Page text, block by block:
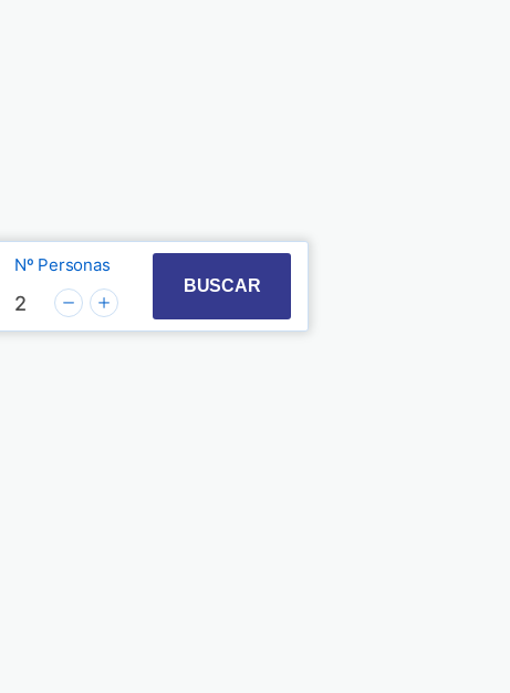
with the calendar and select a date. Press the
to interact with the calendar and select a date.
Nº Personas
2
BUSCAR